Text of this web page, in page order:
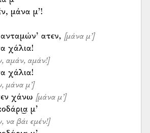
μάνα μ’!
ατεν, [μάνα μ’]
ν’ αϊλί τ’ εμά τα χάλια!
αμάν, αμάν!]
ν’ αϊλί τ’ εμά τα χάλια!
μάνα μ’]
χάνω [μάνα μ’]
να βάι εμέν!]